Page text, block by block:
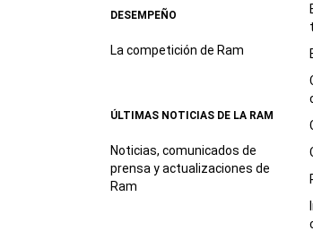
DESEMPEÑO
La competición de Ram
ÚLTIMAS NOTICIAS DE LA RAM
Noticias, comunicados de
prensa y actualizaciones de
Ram